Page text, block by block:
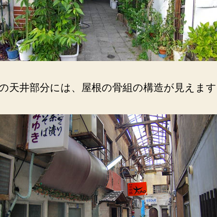
天井部分には、屋根の骨組の構造が見えま